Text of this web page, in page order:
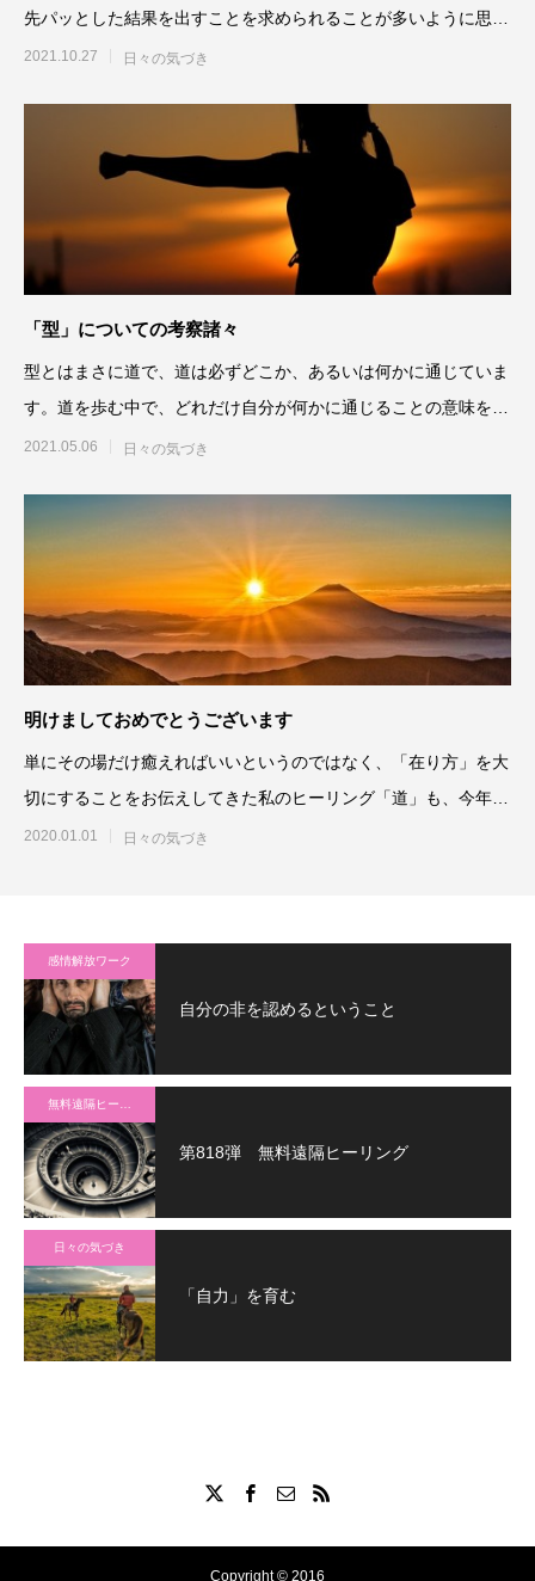
先パッとした結果を出すことを求められることが多いように思い
ますが、そういうものの多
2021.10.27 日々の気づき
「型」についての考察諸々
型とはまさに道で、道は必ずどこか、あるいは何かに通じていま
す。道を歩む中で、どれだけ自分が何かに通じることの意味を理
解できるかが、歩みの深さ
2021.05.06 日々の気づき
明けましておめでとうございます
単にその場だけ癒えればいいというのではなく、「在り方」を大
切にすることをお伝えしてきた私のヒーリング「道」も、今年で
11年目に入りました。今
2020.01.01 日々の気づき
感情解放ワーク
自分の非を認めるということ
無料遠隔ヒーリング
第818弾 無料遠隔ヒーリング
日々の気づき
「自力」を育む
Copyright © 2016